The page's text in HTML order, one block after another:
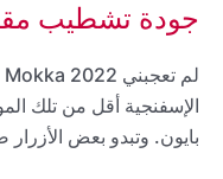
جودة تشطيب
بايون. وتبدو بعض الأزرار